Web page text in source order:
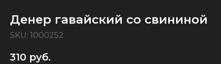
Денер гавайский со свининой
SKU: 1000252
310 руб.